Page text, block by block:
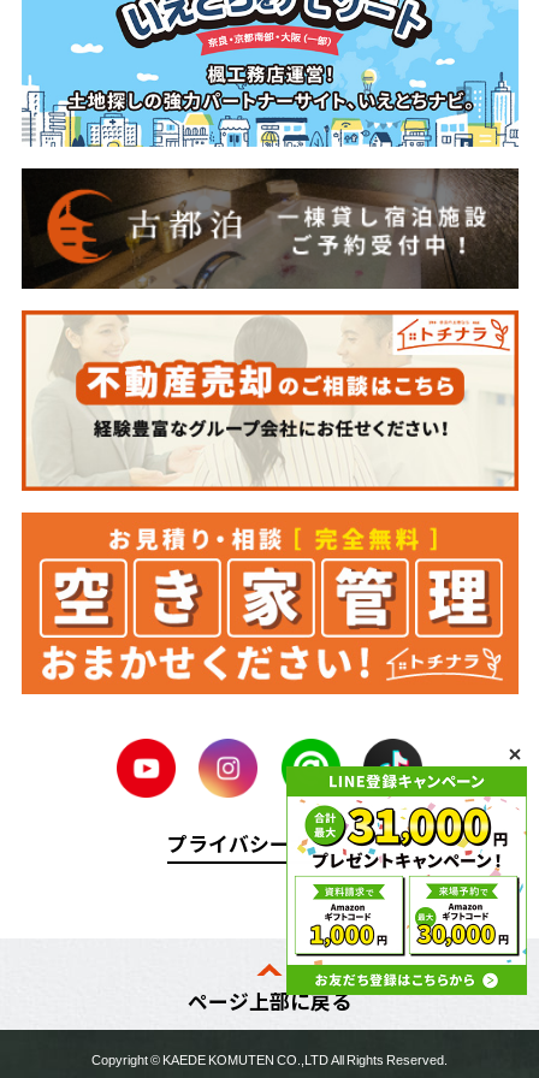
プライバシーポリシー
ページ上部に戻る
Copyright ©KAEDE KOMUTENCO.,LTD All Rights Reserved.